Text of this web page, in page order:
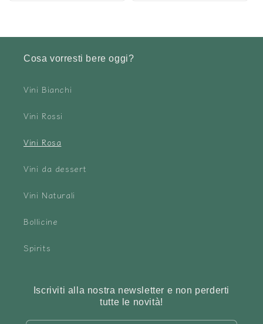
Cosa vorresti bere oggi?
Vini Bianchi
Vini Rossi
Vini Rosa
Vini da dessert
Vini Naturali
Bollicine
Spirits
Iscriviti alla nostra newsletter e non perderti
tutte le novità!